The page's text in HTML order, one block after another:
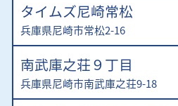
タイムズ尼崎常松
兵庫県尼崎市常松2-16
南武庫之荘９丁目
兵庫県尼崎市南武庫之荘9-18